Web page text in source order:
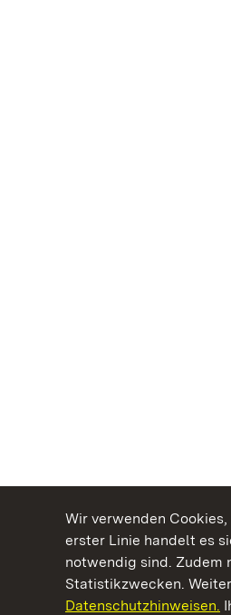
Wir verwenden
erster Linie handelt es
notwendig sind. Zudem
Statistikzwecken.
Datenschutzhinweisen.